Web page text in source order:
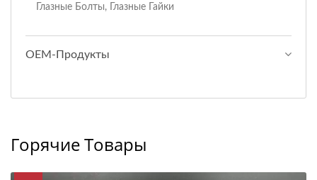
Глазные Болты, Глазные Гайки
ОЕМ-Продукты
Горячие Товары